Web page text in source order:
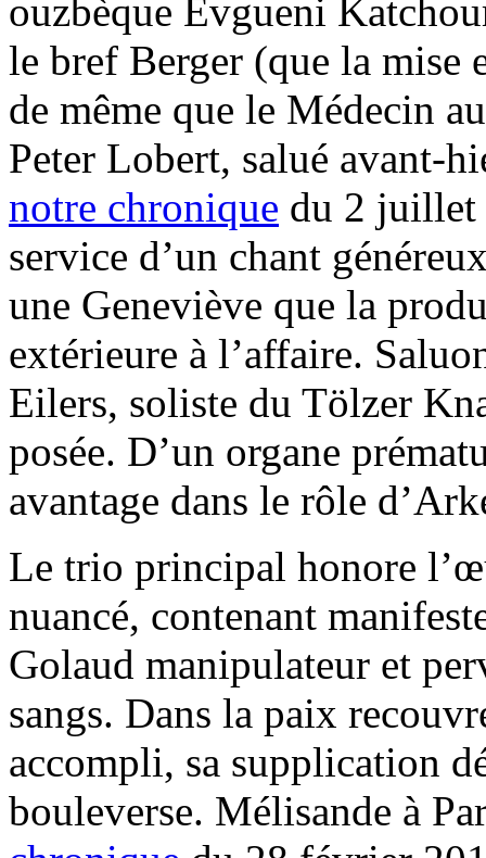
ouzbèque Evgueni
le bref Berger (que la mise
de même que le Médecin
Peter Lobert, salué avant-
notre chronique du 2 juillet
service d’un chant
une Geneviève que la
extérieure à l’affaire.
Eilers, soliste du Tölzer
posée. D’un organe
avantage dans le rôle
Le trio principal honore
nuancé, contenant
Golaud manipulateur et
sangs. Dans la paix
accompli, sa supplication
bouleverse. Mélisande à